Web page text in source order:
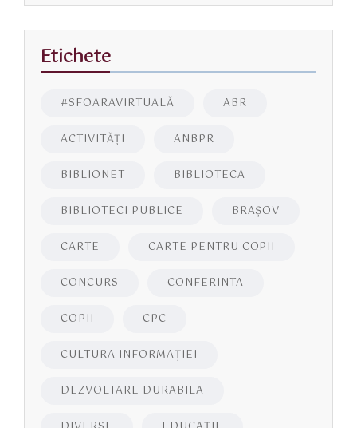
Etichete
#SFOARAVIRTUALĂ ABR
ACTIVITĂŢI ANBPR
BIBLIONET BIBLIOTECA
BIBLIOTECI PUBLICE BRAŞOV
CARTE CARTE PENTRU COPII
CONCURS CONFERINTA
COPII CPC
CULTURA INFORMAŢIEI
DEZVOLTARE DURABILA
DIVERSE EDUCAŢIE